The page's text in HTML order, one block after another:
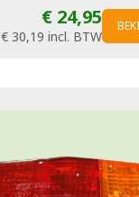
€ 24,95
€ 30,19 incl. BTW